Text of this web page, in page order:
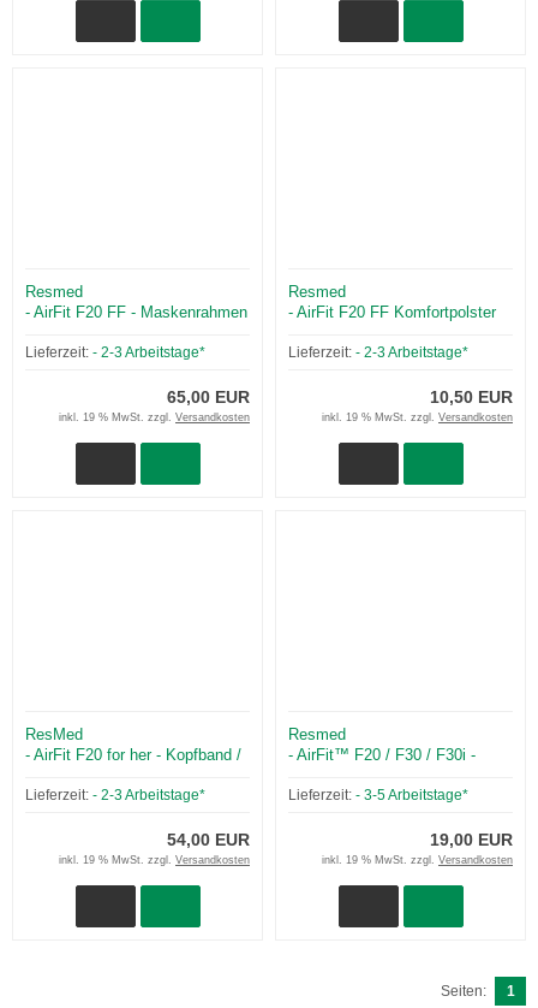
Resmed
- AirFit F20 FF - Maskenrahmen
Lieferzeit: - 2-3 Arbeitstage*
65,00 EUR
inkl. 19 % MwSt. zzgl. Versandkosten
Resmed
- AirFit F20 FF Komfortpolster
Lieferzeit: - 2-3 Arbeitstage*
10,50 EUR
inkl. 19 % MwSt. zzgl. Versandkosten
ResMed
- AirFit F20 for her - Kopfband /
Lieferzeit: - 2-3 Arbeitstage*
54,00 EUR
inkl. 19 % MwSt. zzgl. Versandkosten
Resmed
- AirFit™ F20 / F30 / F30i -
Lieferzeit: - 3-5 Arbeitstage*
19,00 EUR
inkl. 19 % MwSt. zzgl. Versandkosten
Seiten: 1